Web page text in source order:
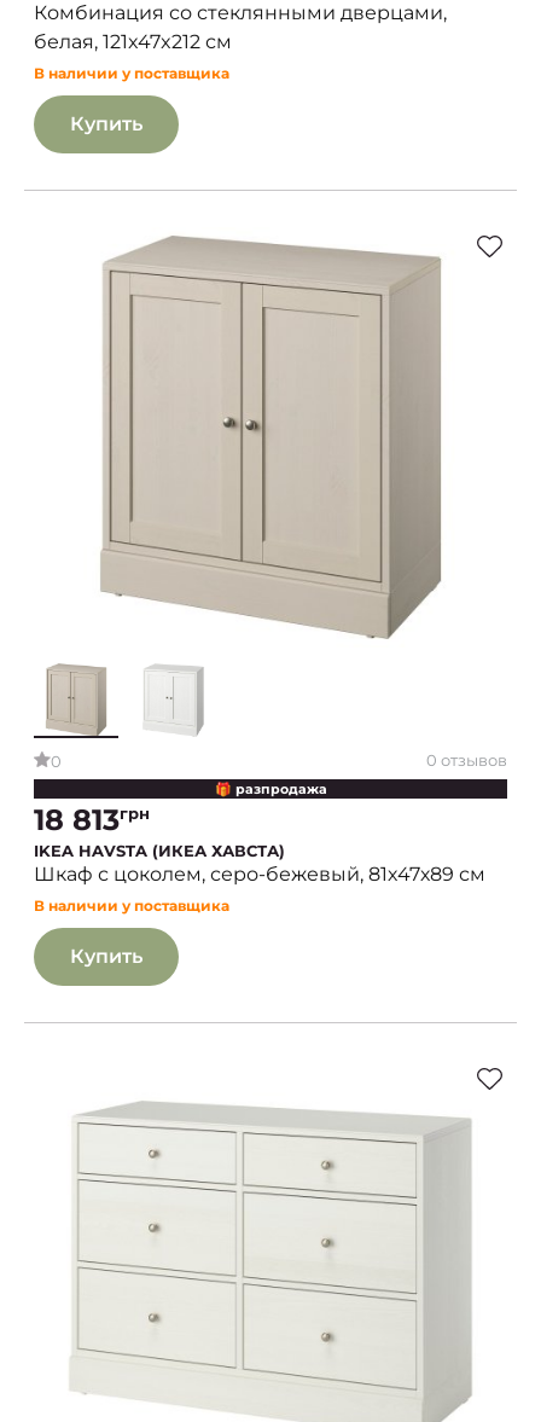
Комбинация со стеклянными дверцами,
белая, 121x47x212 см
В наличии у поставщика
Купить
0 0 отзывов
🎁 разпродажа
18 813грн
IKEA HAVSTA (ИКЕА ХАВСТА)
Шкаф с цоколем, серо-бежевый, 81х47х89 см
В наличии у поставщика
Купить